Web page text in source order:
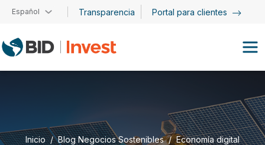
Pasar al contenido principal
Español Transparencia Portal para clientes
Inicio Blog Negocios Sostenibles Economía digital